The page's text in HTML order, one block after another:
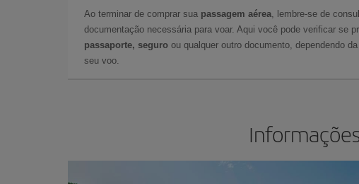
Ao terminar de comprar sua passagem aérea, lembre-se de
documentação necessária para voar. Aqui você pode verificar se
passaporte, seguro ou qualquer outro documento, dependendo
seu voo.